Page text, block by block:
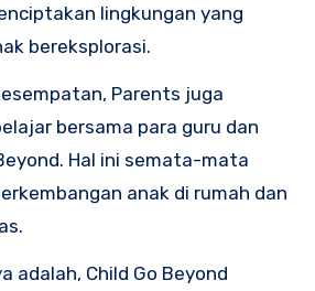
lingkungan yang
bereksplorasi.
Parents juga
bersama para guru dan
Hal ini semata-mata
anak di rumah dan
adalah, Child Go Beyond